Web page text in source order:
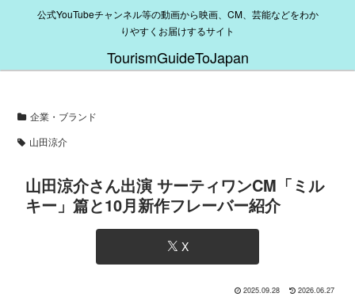
公式YouTubeチャンネル等の動画から映画、CM、芸能などをわか
りやすくお届けするサイト
TourismGuideToJapan
企業・ブランド
山田涼介
山田涼介さん出演 サーティワンCM「ミル
キー」篇と10月新作フレーバー紹介
X
2025.09.28 2026.06.27